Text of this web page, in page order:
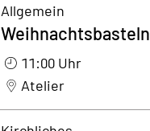
Weihnachtsbasteln
Allgemein
11:00 Uhr
Atelier